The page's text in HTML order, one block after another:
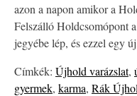
azon a napon amikor a
Felszálló Holdcsomópont
jegyébe lép, és ezzel egy
Címkék: Újhold varázslat,
gyermek, karma, Rák